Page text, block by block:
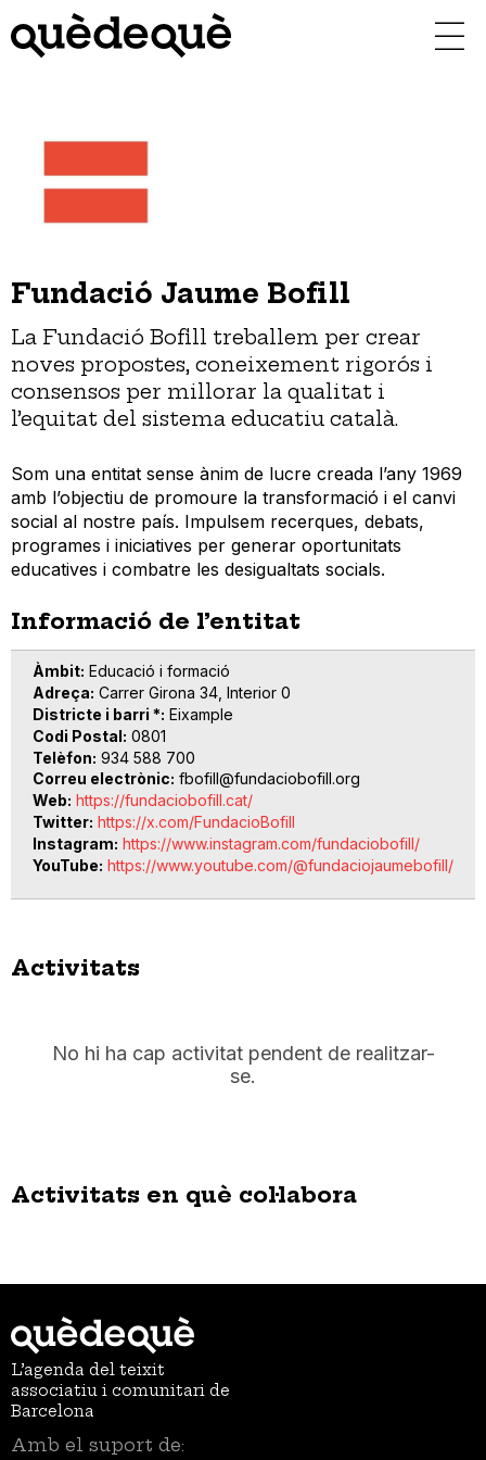
contingut
Fundació Jaume Bofill
La Fundació Bofill treballem per crear
noves propostes, coneixement rigorós i
consensos per millorar la qualitat i
l’equitat del sistema educatiu català.
Som una entitat sense ànim de lucre creada l’any 1969
amb l’objectiu de promoure la transformació i el canvi
social al nostre país. Impulsem recerques, debats,
programes i iniciatives per generar oportunitats
educatives i combatre les desigualtats socials.
Informació de l’entitat
Àmbit Educació i formació
Adreça Carrer Girona 34, Interior 0
Districte i barri * Eixample
Codi Postal 0801
Telèfon 934 588 700
Correu electrònic fbofill@fundaciobofill.org
Web https://fundaciobofill.cat/
Twitter https://x.com/FundacioBofill
Instagram https://www.instagram.com/fundaciobofill/
YouTube https://www.youtube.com/@fundaciojaumebofill/
Activitats
No hi ha cap activitat pendent de realitzar-
se.
Activitats en què col·labora
L’agenda del teixit
associatiu i comunitari de
Barcelona
Amb el suport de: